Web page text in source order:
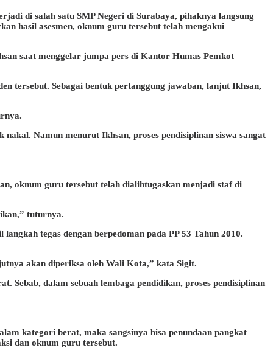
di salah satu SMP Negeri di Surabaya, pihaknya langsung
hasil asesmen, oknum guru tersebut telah mengakui
saat menggelar jumpa pers di Kantor Humas Pemkot
tersebut. Sebagai bentuk pertanggung jawaban, lanjut Ikhsan,
Namun menurut Ikhsan, proses pendisiplinan siswa sangat
oknum guru tersebut telah dialihtugaskan menjadi staf di
tuturnya.
tegas dengan berpedoman pada PP 53 Tahun 2010.
akan diperiksa oleh Wali Kota,” kata Sigit.
Sebab, dalam sebuah lembaga pendidikan, proses pendisiplinan
kategori berat, maka sangsinya bisa penundaan pangkat
dan oknum guru tersebut.